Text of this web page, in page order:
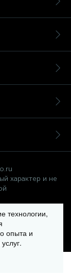
характер и не
персональных
технологии,
опыта и